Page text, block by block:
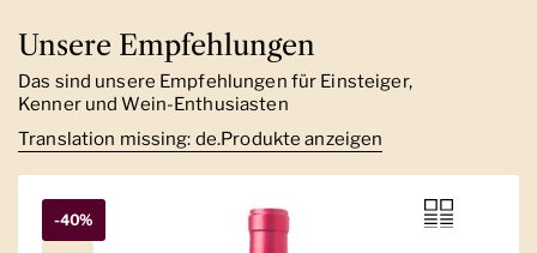
Unsere Empfehlungen
Das sind unsere Empfehlungen für Einsteiger,
Kenner und Wein-Enthusiasten
Translation missing: de.Produkte anzeigen
-40%